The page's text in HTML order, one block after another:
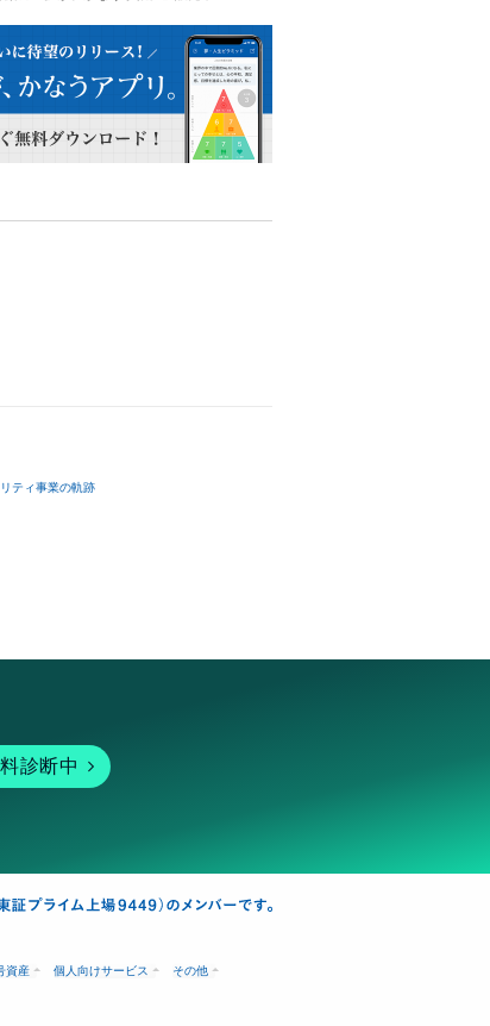
ティ事業の軌跡
診断中
資産 個人向けサービス その他